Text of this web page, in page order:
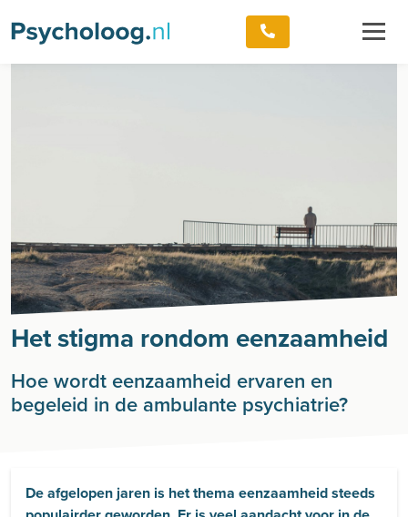
Het stigma rondom eenzaamheid
Hoe wordt eenzaamheid ervaren en
begeleid in de ambulante psychiatrie?
De afgelopen jaren is het thema eenzaamheid steeds